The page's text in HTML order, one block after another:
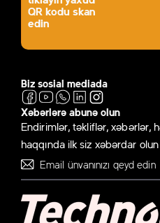
QR kodu skan
edin
Biz sosial mediada
Xəbərlərə abunə olun
Endirimlər, təkliflər, xəbərlər,
haqqında ilk siz xəbərdar olun